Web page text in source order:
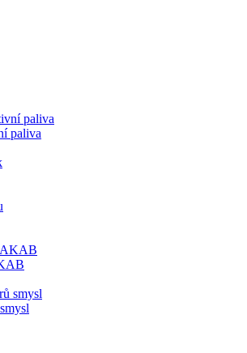
paliva